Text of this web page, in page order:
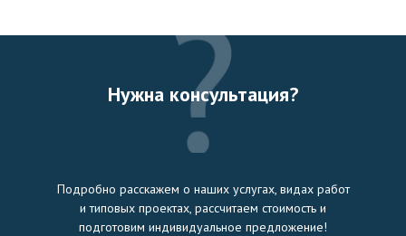
Нужна консультация?
Подробно расскажем о наших услугах, видах работ
и типовых проектах, рассчитаем стоимость и
подготовим индивидуальное предложение!